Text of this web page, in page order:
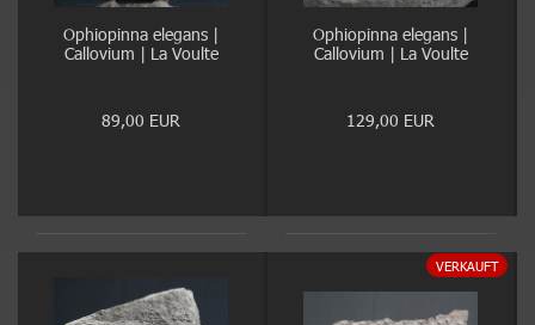
Ophiopinna elegans |
Callovium | La Voulte
89,00 EUR
Ophiopinna elegans |
Callovium | La Voulte
129,00 EUR
VERKAUFT